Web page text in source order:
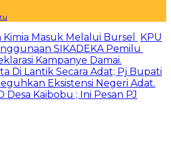
Masuk Melalui Bursel
KPU
SIKADEKA Pemilu
Kampanye Damai.
Di Lantik Secara Adat; Pj Bupati
Eksistensi Negeri Adat.
Kaibobu ; Ini Pesan PJ